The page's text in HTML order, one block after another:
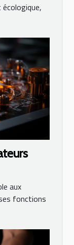
écologique,
aux
fonctions